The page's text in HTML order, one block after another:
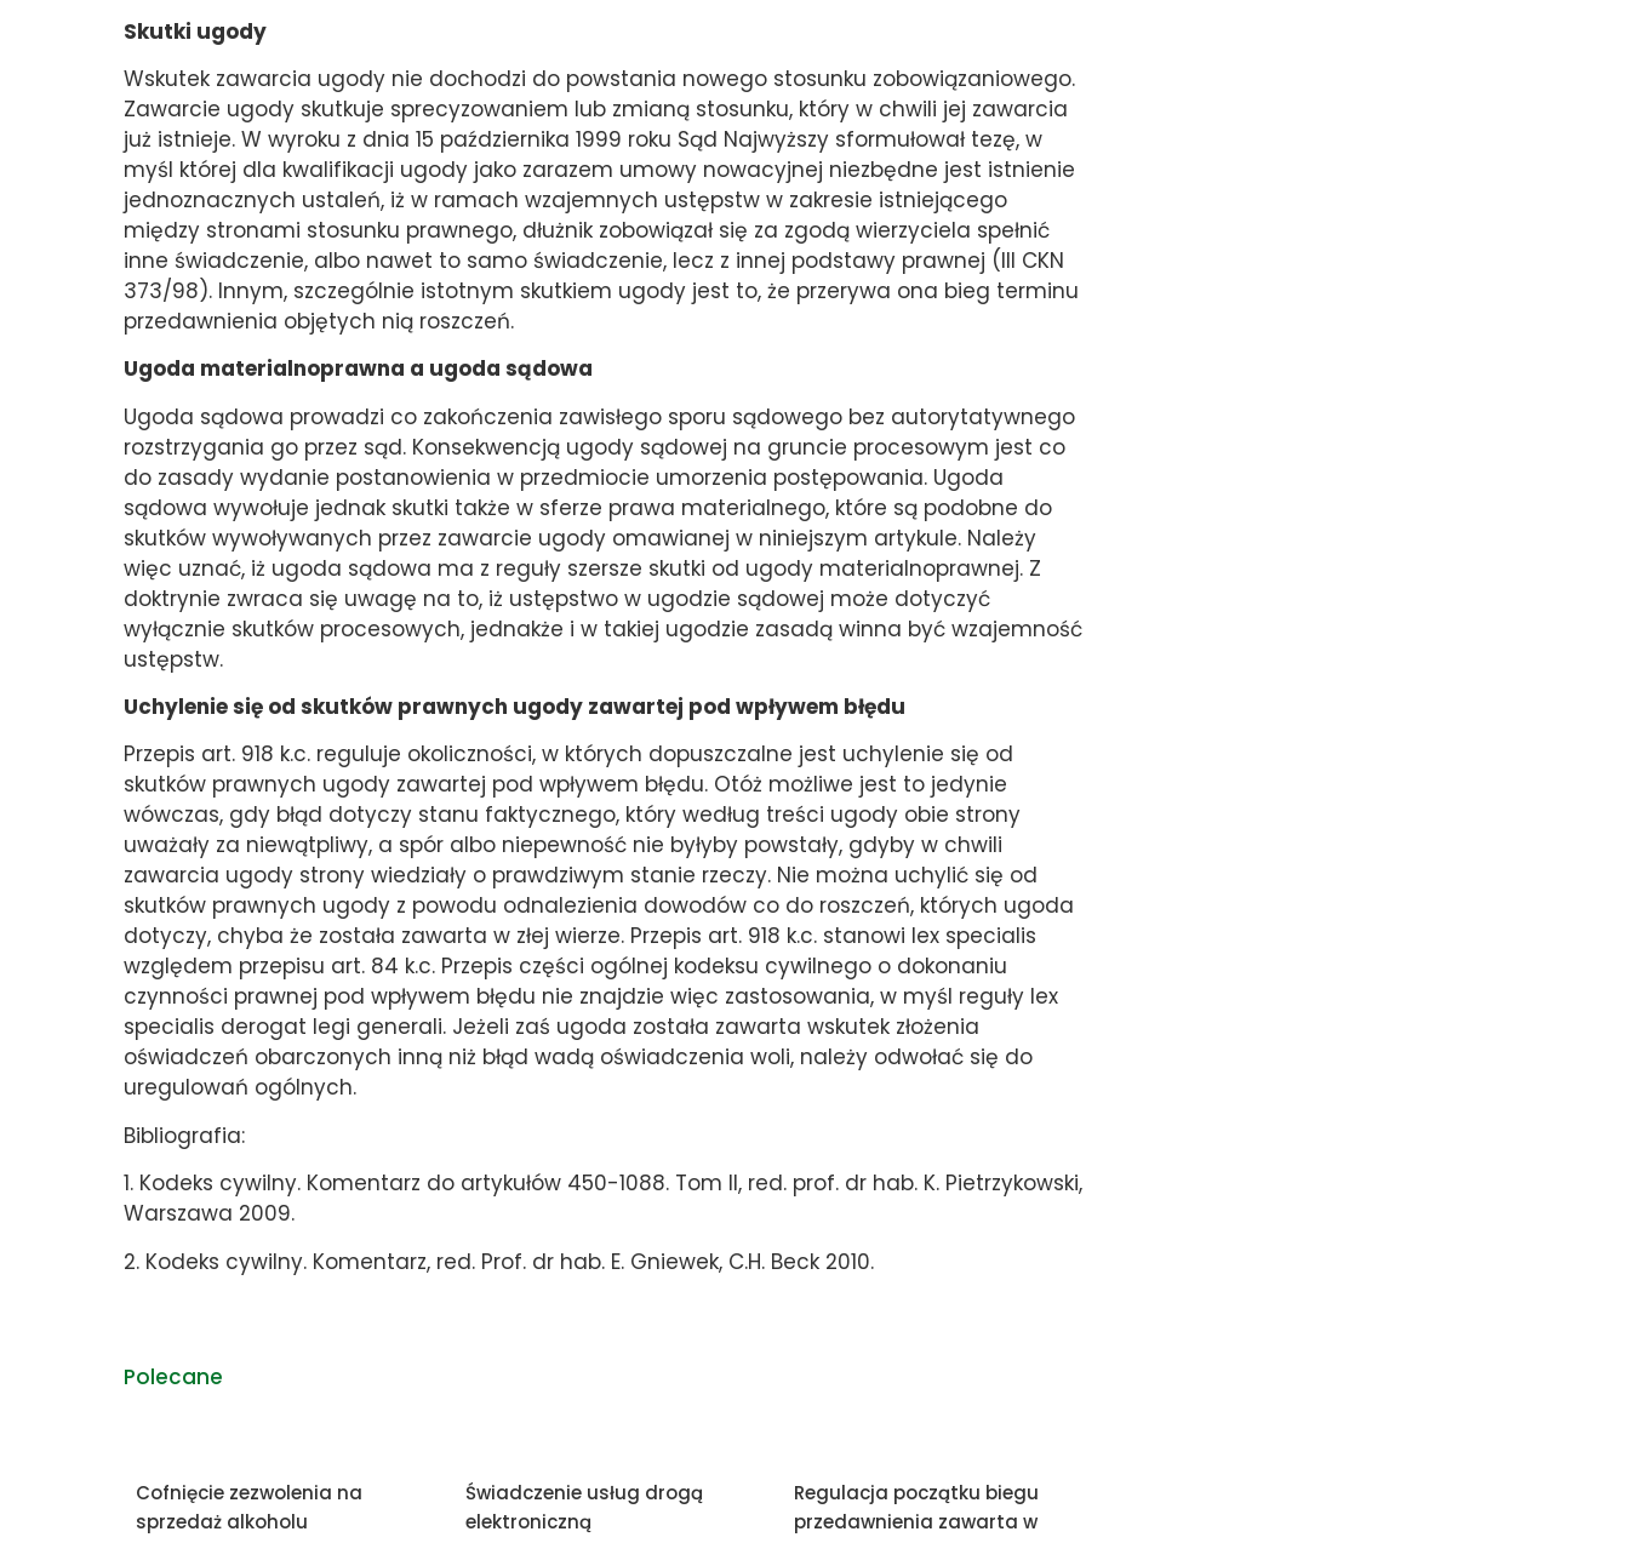
Skutki ugody
Wskutek zawarcia ugody nie dochodzi do powstania nowego stosunku zobowiązaniowego.
Zawarcie ugody skutkuje sprecyzowaniem lub zmianą stosunku, który w chwili jej zawarcia
już istnieje. W wyroku z dnia 15 października 1999 roku Sąd Najwyższy sformułował tezę, w
myśl której dla kwalifikacji ugody jako zarazem umowy nowacyjnej niezbędne jest istnienie
jednoznacznych ustaleń, iż w ramach wzajemnych ustępstw w zakresie istniejącego
między stronami stosunku prawnego, dłużnik zobowiązał się za zgodą wierzyciela spełnić
inne świadczenie, albo nawet to samo świadczenie, lecz z innej podstawy prawnej (III CKN
373/98). Innym, szczególnie istotnym skutkiem ugody jest to, że przerywa ona bieg terminu
przedawnienia objętych nią roszczeń.
Ugoda materialnoprawna a ugoda sądowa
Ugoda sądowa prowadzi co zakończenia zawisłego sporu sądowego bez autorytatywnego
rozstrzygania go przez sąd. Konsekwencją ugody sądowej na gruncie procesowym jest co
do zasady wydanie postanowienia w przedmiocie umorzenia postępowania. Ugoda
sądowa wywołuje jednak skutki także w sferze prawa materialnego, które są podobne do
skutków wywoływanych przez zawarcie ugody omawianej w niniejszym artykule. Należy
więc uznać, iż ugoda sądowa ma z reguły szersze skutki od ugody materialnoprawnej. Z
doktrynie zwraca się uwagę na to, iż ustępstwo w ugodzie sądowej może dotyczyć
wyłącznie skutków procesowych, jednakże i w takiej ugodzie zasadą winna być wzajemność
ustępstw.
Uchylenie się od skutków prawnych ugody zawartej pod wpływem błędu
Przepis art. 918 k.c. reguluje okoliczności, w których dopuszczalne jest uchylenie się od
skutków prawnych ugody zawartej pod wpływem błędu. Otóż możliwe jest to jedynie
wówczas, gdy błąd dotyczy stanu faktycznego, który według treści ugody obie strony
uważały za niewątpliwy, a spór albo niepewność nie byłyby powstały, gdyby w chwili
zawarcia ugody strony wiedziały o prawdziwym stanie rzeczy. Nie można uchylić się od
skutków prawnych ugody z powodu odnalezienia dowodów co do roszczeń, których ugoda
dotyczy, chyba że została zawarta w złej wierze. Przepis art. 918 k.c. stanowi lex specialis
względem przepisu art. 84 k.c. Przepis części ogólnej kodeksu cywilnego o dokonaniu
czynności prawnej pod wpływem błędu nie znajdzie więc zastosowania, w myśl reguły lex
specialis derogat legi generali. Jeżeli zaś ugoda została zawarta wskutek złożenia
oświadczeń obarczonych inną niż błąd wadą oświadczenia woli, należy odwołać się do
uregulowań ogólnych.
Bibliografia:
1. Kodeks cywilny. Komentarz do artykułów 450-1088. Tom II, red. prof. dr hab. K. Pietrzykowski,
Warszawa 2009.
2. Kodeks cywilny. Komentarz, red. Prof. dr hab. E. Gniewek, C.H. Beck 2010.
Polecane
Cofnięcie zezwolenia na
sprzedaż alkoholu
Świadczenie usług drogą
elektroniczną
Regulacja początku biegu
przedawnienia zawarta w